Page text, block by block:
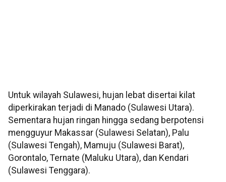
Untuk wilayah Sulawesi, hujan lebat disertai kilat
diperkirakan terjadi di Manado (Sulawesi Utara).
Sementara hujan ringan hingga sedang berpotensi
mengguyur Makassar (Sulawesi Selatan), Palu
(Sulawesi Tengah), Mamuju (Sulawesi Barat),
Gorontalo, Ternate (Maluku Utara), dan Kendari
(Sulawesi Tenggara).